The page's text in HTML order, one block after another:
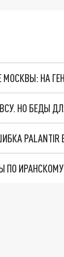
МОСКВЫ: НА
НО БЕДЫ
ПО